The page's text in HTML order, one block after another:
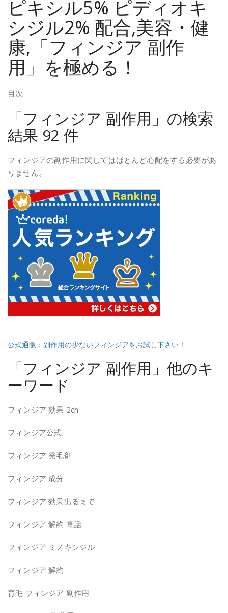
ピキシル5% ピディオキ
シジル2% 配合,美容・健
康,「フィンジア 副作
用」を極める！
目次
「フィンジア 副作用」の検索
結果 92 件
フィンジアの副作用に関してはほとんど心配をする必要があ
りません。
公式通販：副作用の少ないフィンジアをお試し下さい！
「フィンジア 副作用」他のキ
ーワード
フィンジア 効果 2ch
フィンジア公式
フィンジア 発毛剤
フィンジア 成分
フィンジア 効果出るまで
フィンジア 解約 電話
フィンジア ミノキシジル
フィンジア 解約
育毛 フィンジア 副作用